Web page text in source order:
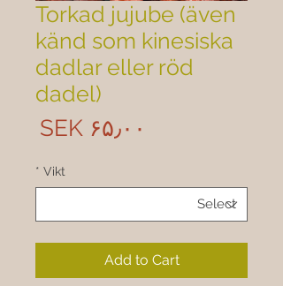
Torkad jujube (även
känd som kinesiska
dadlar eller röd
dadel)
‎SEK ۶۵٫۰۰
Vikt
*
Add to Cart